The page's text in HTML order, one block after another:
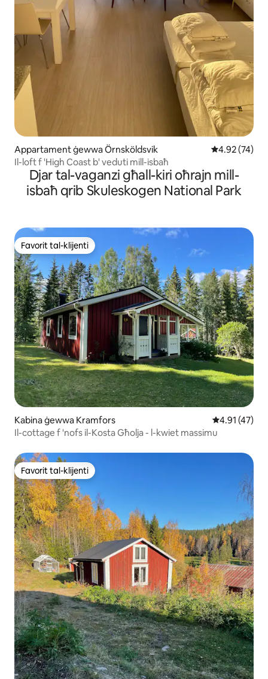
Appartament ġewwa Örnsköldsvik Rating
4.92 (74)
Il-loft f 'High Coast b' veduti mill-isbaħ
Djar tal-vaganzi għall-kiri oħrajn mill-
isbaħ qrib Skuleskogen National Park
Favorit tal-klijenti
Favorit tal-klijenti
Kabina ġewwa Kramfors Rating
4.91 (47)
Il-cottage f 'nofs il-Kosta Għolja - l-kwiet massimu
Favorit tal-klijenti
Favorit tal-klijenti